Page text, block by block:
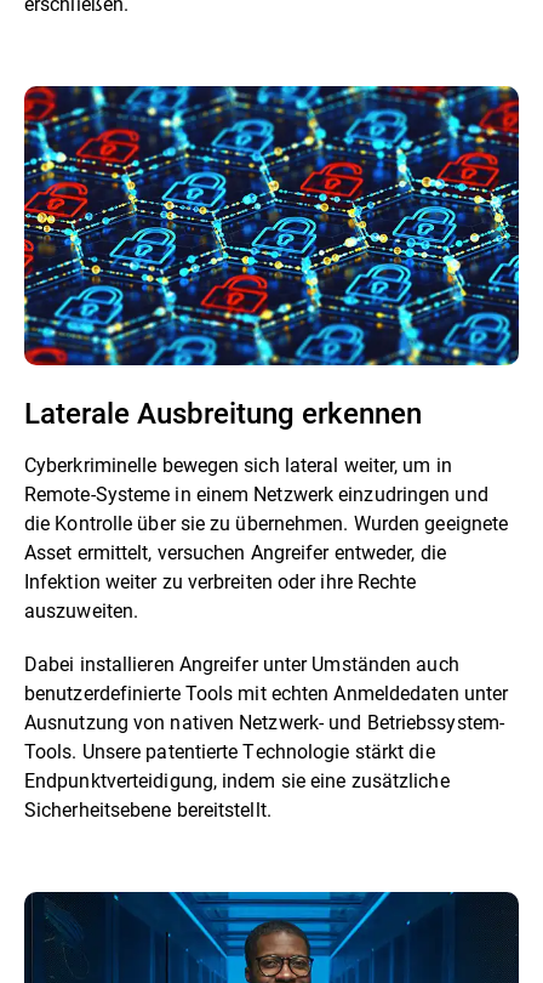
Laterale Ausbreitung erkennen
Cyberkriminelle bewegen sich lateral weiter, um in
Remote-Systeme in einem Netzwerk einzudringen und
die Kontrolle über sie zu übernehmen. Wurden geeignete
Asset ermittelt, versuchen Angreifer entweder, die
Infektion weiter zu verbreiten oder ihre Rechte
auszuweiten.
Dabei installieren Angreifer unter Umständen auch
benutzerdefinierte Tools mit echten Anmeldedaten unter
Ausnutzung von nativen Netzwerk- und Betriebssystem-
Tools. Unsere patentierte Technologie stärkt die
Endpunktverteidigung, indem sie eine zusätzliche
Sicherheitsebene bereitstellt.